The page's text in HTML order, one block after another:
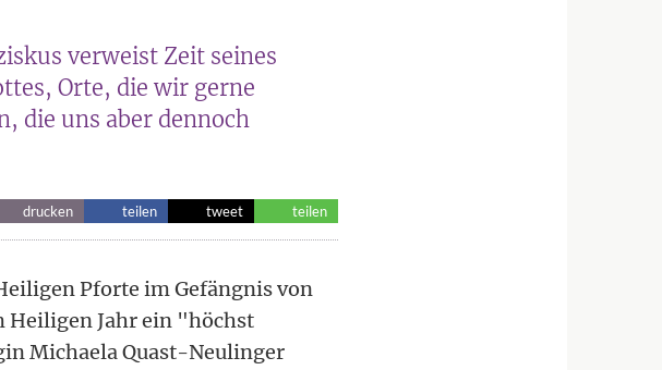
verweist Zeit seines
Orte, die wir gerne
die uns aber dennoch
drucken teilen tweet teilen
Pforte im Gefängnis von
Heiligen Jahr ein "höchst
Michaela Quast-Neulinger